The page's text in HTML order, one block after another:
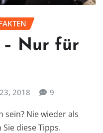
– Nur für
2018 9
sein? Nie wieder als
diese Tipps.